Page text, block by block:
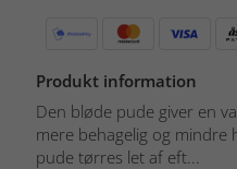
Produkt information
Den bløde pude giver en
mere behagelig og mindre
pude tørres let af eft...